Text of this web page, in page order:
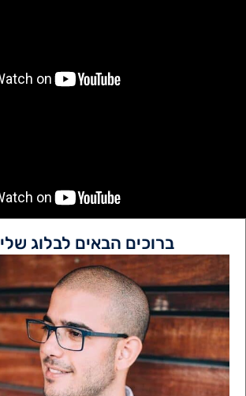
ברוכים הבאים לבלוג שלי